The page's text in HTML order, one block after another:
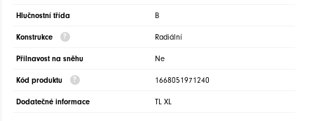
Hlučnostní třída B
Konstrukce Radiální
Přilnavost na sněhu Ne
Kód produktu 1668051971240
Dodatečné informace TL XL